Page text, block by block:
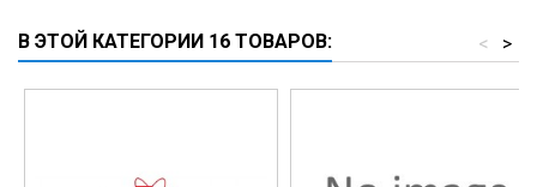
В ЭТОЙ КАТЕГОРИИ 16 ТОВАРОВ: >
<